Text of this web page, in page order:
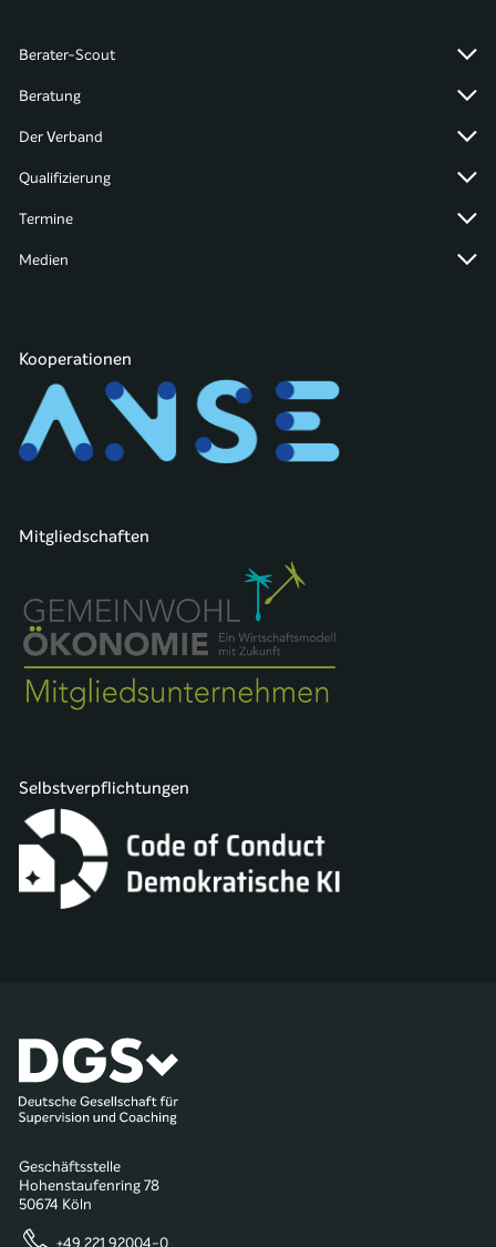
Berater-Scout
Beratung
Der Verband
Qualifizierung
Termine
Medien
Kooperationen
Mitgliedschaften
Selbstverpflichtungen
Geschäftsstelle
Hohenstaufenring 78
50674 Köln